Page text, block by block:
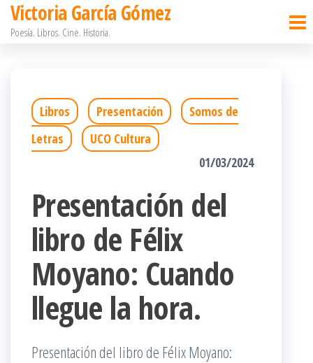
Saltar
Victoria García Gómez
Poesía. Libros. Cine. Historia.
Libros Presentación
Somos de
Letras
UCO Cultura
01/03/2024
Presentación del
libro de Félix
Moyano: Cuando
llegue la hora.
Presentación del libro de Félix Moyano: